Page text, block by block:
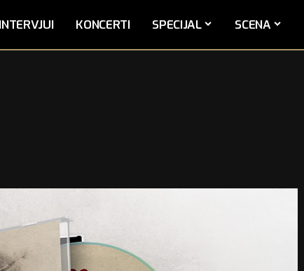
INTERVJUI KONCERTI SPECIJAL SCENA